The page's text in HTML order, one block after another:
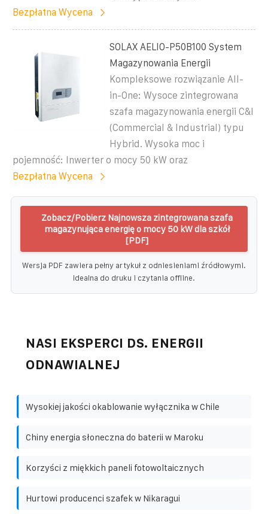
Bezpłatna Wycena
SOLAX AELIO-P50B100 System
Magazynowania Energii
Kompleksowe rozwiązanie All-
in-One: Wysoce zintegrowana
szafa magazynowania energii C&I
(Commercial & Industrial) typu
Hybrid. Wysoka moc i
pojemność: Inwerter o mocy 50 kW oraz
Bezpłatna Wycena
Zobacz/Pobierz Najnowsza zintegrowana szafa
magazynująca energię o mocy 50 kW dla szkół
[PDF]
Wersja PDF zawiera pełny artykuł z odniesieniami źródłowymi.
Idealna do druku i czytania offline.
NASI EKSPERCI DS. ENERGII
ODNAWIALNEJ
Wysokiej jakości okablowanie wyłącznika w Chile
Chiny energia słoneczna do baterii w Maroku
Korzyści z miękkich paneli fotowoltaicznych
Hurtowi producenci szafek w Nikaragui